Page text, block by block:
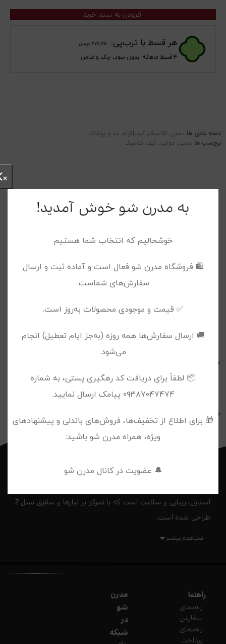
×
به مدرن شو خوش آمدید!
خوشحالیم که انتخاب شما هستیم
🛍️ فروشگاه مدرن شو فعال است و آماده ثبت و ارسال
سفارش‌های شماست.
✅ قیمت و موجودی محصولات به‌روز است.
🚚 ارسال سفارش‌ها همه روزه (به‌جز ایام تعطیل) انجام
می‌شود.
📦 لطفاً برای دریافت کد رهگیری پستی، به شماره
۰۹۳۸۷۰۴۷۴۷۴ پیامک ارسال نمایید.
🎁 برای اطلاع از تخفیف‌ها، فروش‌های باندلی و پیشنهادهای
ویژه، همراه مدرن شو باشید:
🔔 عضویت در کانال مدرن شو
افزودن به سبد خرید
هر قسط با ترب‌پی: ۲۷۶,۲۵۰ تومان
۴ قسط ماهانه. بدون سود، چک و ضامن.
دسته بندی ها دستی, کلاسیک, کیف|کوله, مد و پوشاک
برچسب ها دستی, دوشی, کیف کلاسیک
توضیحات تکمیلی نظرات (0)
کیف دستی کلاسیک گره مشکی – الی
فروشگاه اینترنتی مدرن شو
استایل، زیبایی و سلامت است که با تمرکز بر نیازها و سلایق نسل Z
طراحی شده است.
ما مجموعه‌ای متنوع و به‌ روز از پوشاک، کیف، اکسسوری، لوازم
در مدرن شو، ما فقط محصول نمی‌فروشیم؛ ما به شما کمک
می‌کنیم استایل شخصی خودتان را بسازید، بدرخشید و با اعتماد به‌
نفس ظاهر شوید.
مشاهده بیشتر
راهنما
راهنمای
سفارش
راهنمای
پرداخت
مدرن
شو
در
شبکه